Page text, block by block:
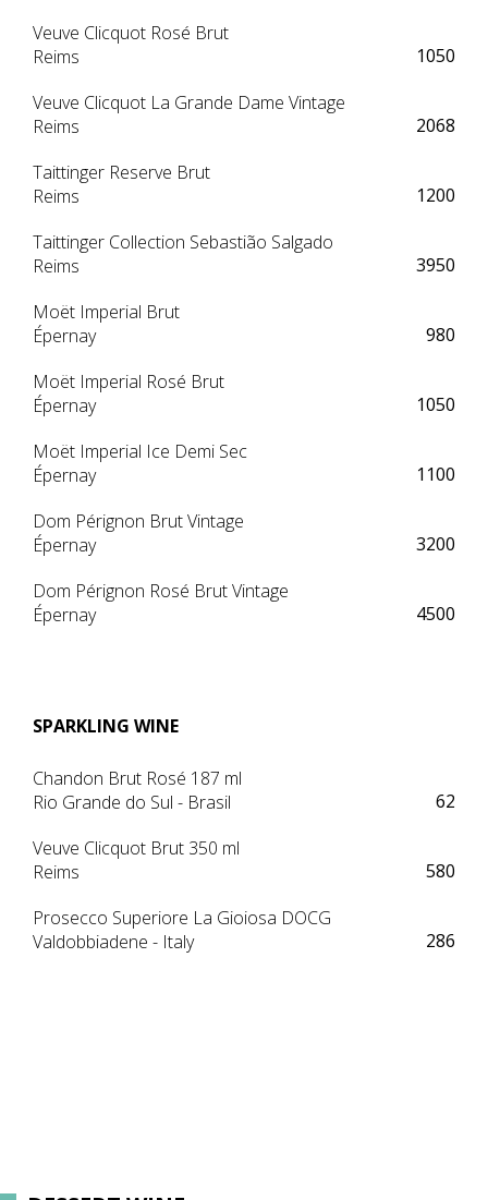
Veuve Clicquot Rosé Brut
Reims
1050
Veuve Clicquot La Grande Dame Vintage
Reims
2068
Taittinger Reserve Brut
Reims
1200
Taittinger Collection Sebastião Salgado
Reims
3950
Moët Imperial Brut
Épernay
980
Moët Imperial Rosé Brut
Épernay
1050
Moët Imperial Ice Demi Sec
Épernay
1100
Dom Pérignon Brut Vintage
Épernay
3200
Dom Pérignon Rosé Brut Vintage
Épernay
4500
SPARKLING WINE
Chandon Brut Rosé 187 ml
Rio Grande do Sul - Brasil
62
Veuve Clicquot Brut 350 ml
Reims
580
Prosecco Superiore La Gioiosa DOCG
Valdobbiadene - Italy
286